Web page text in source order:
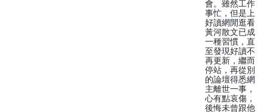
會。雖然工作
事忙，但是上
好讀網閒逛看
黃河散文已成
一種習慣，直
至發現好讀不
再更新，繼而
停站，再從別
的論壇得悉網
主離世一事，
心有點哀傷，
後悔未曾跟他